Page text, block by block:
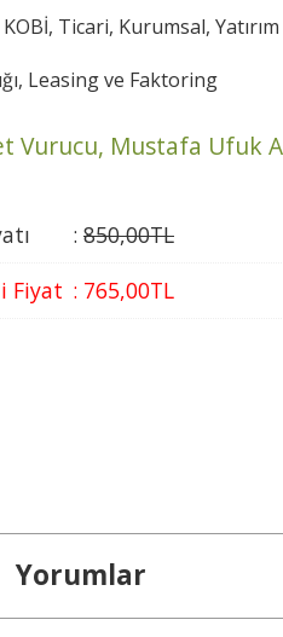
Ticari, Kurumsal, Yatırım
Leasing ve Faktoring
Vurucu, Mustafa Ufuk
: 850,00TL
Fiyat : 765,00TL
Yorumlar